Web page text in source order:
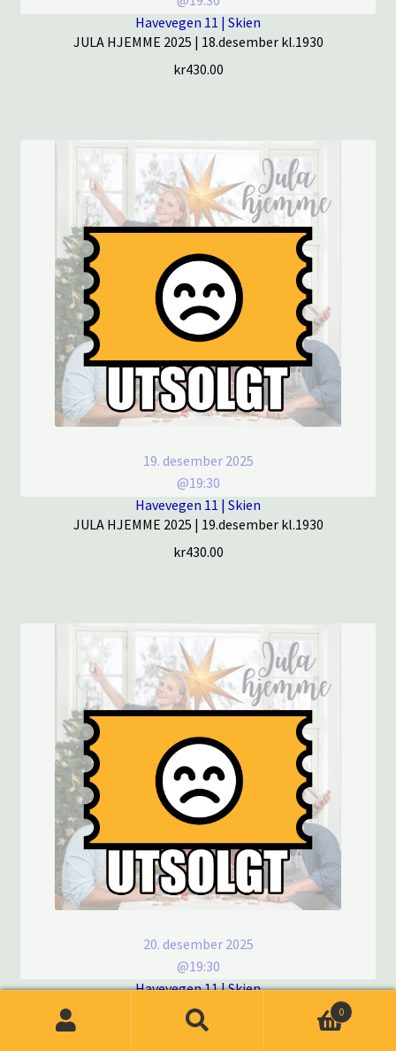
Havevegen 11 | Skien
JULA HJEMME 2025 | 18.desember kl.1930
kr430.00
19. desember 2025
@19:30
Havevegen 11 | Skien
JULA HJEMME 2025 | 19.desember kl.1930
kr430.00
20. desember 2025
@19:30
Havevegen 11 | Skien
JULA HJEMME 2025 | 20.desember kl.1930
430.00
0